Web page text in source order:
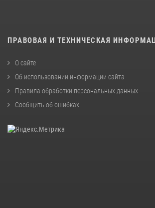
ПРАВОВАЯ И ТЕХНИЧЕСКАЯ
О сайте
Об использовании информации сайта
Правила обработки персональных данных
Сообщить об ошибках